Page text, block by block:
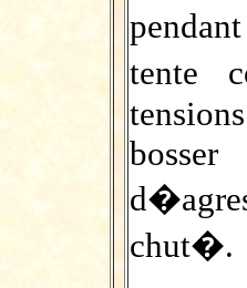
tente
chut�.